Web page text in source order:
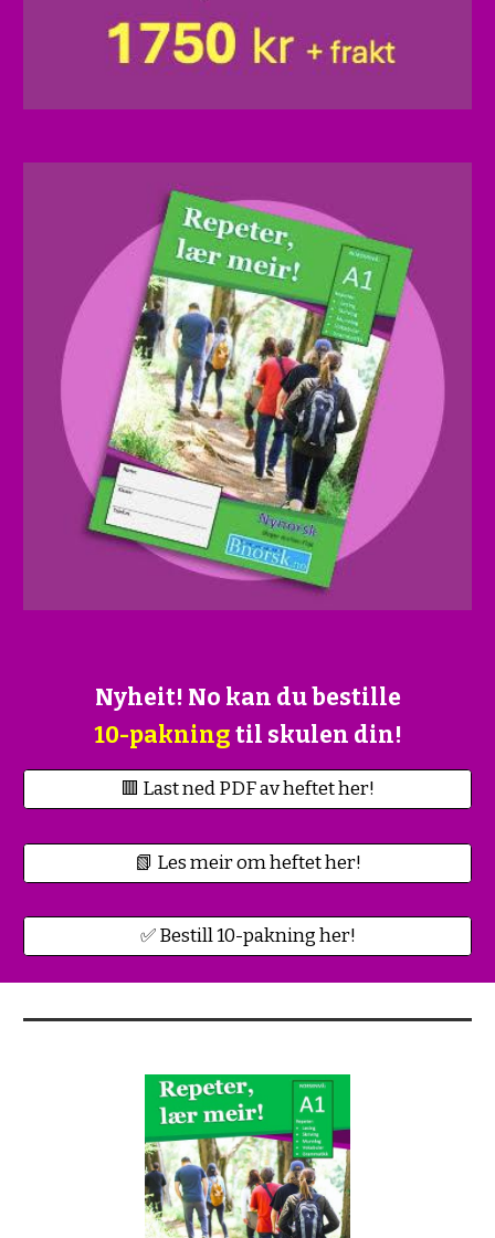
Nyheit! No kan du bestille
10-pakningtil skulen din!
🟥 Last ned PDF av heftet her!
📗 Les meir om heftet her!
✅ Bestill 10-pakning her!